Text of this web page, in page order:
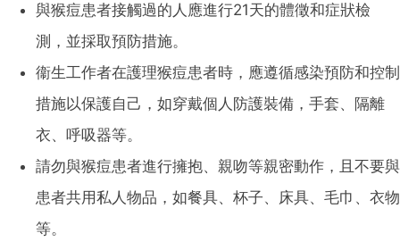
與猴痘患者接觸過的人應進行21天的體徵和症狀檢
測，並採取預防措施。
衞生工作者在護理猴痘患者時，應遵循感染預防和控制
措施以保護自己，如穿戴個人防護裝備，手套、隔離
衣、呼吸器等。
請勿與猴痘患者進行擁抱、親吻等親密動作，且不要與
患者共用私人物品，如餐具、杯子、床具、毛巾、衣物
等。